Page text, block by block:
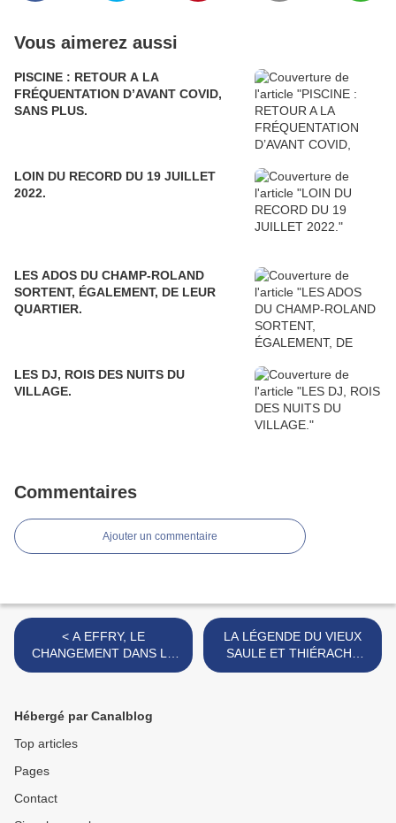
Vous aimerez aussi
PISCINE : RETOUR A LA
FRÉQUENTATION D’AVANT COVID,
SANS PLUS.
LOIN DU RECORD DU 19 JUILLET
2022.
LES ADOS DU CHAMP-ROLAND
SORTENT, ÉGALEMENT, DE LEUR
QUARTIER.
LES DJ, ROIS DES NUITS DU
VILLAGE.
Commentaires
Ajouter un commentaire
< A EFFRY, LE
CHANGEMENT DANS LA
CONITNUITÉ
LA LÉGENDE DU VIEUX
SAULE ET THIÉRACHE
SPORT NATURE
Hébergé par Canalblog
Top articles
Pages
Contact